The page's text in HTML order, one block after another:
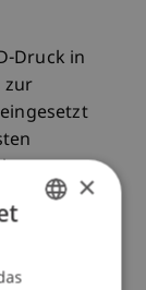
Druck in
zur
sogar
in
×